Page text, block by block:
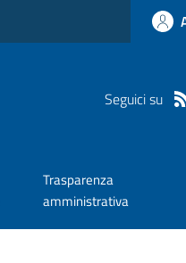
Seguici su
Trasparenza
amministrativa